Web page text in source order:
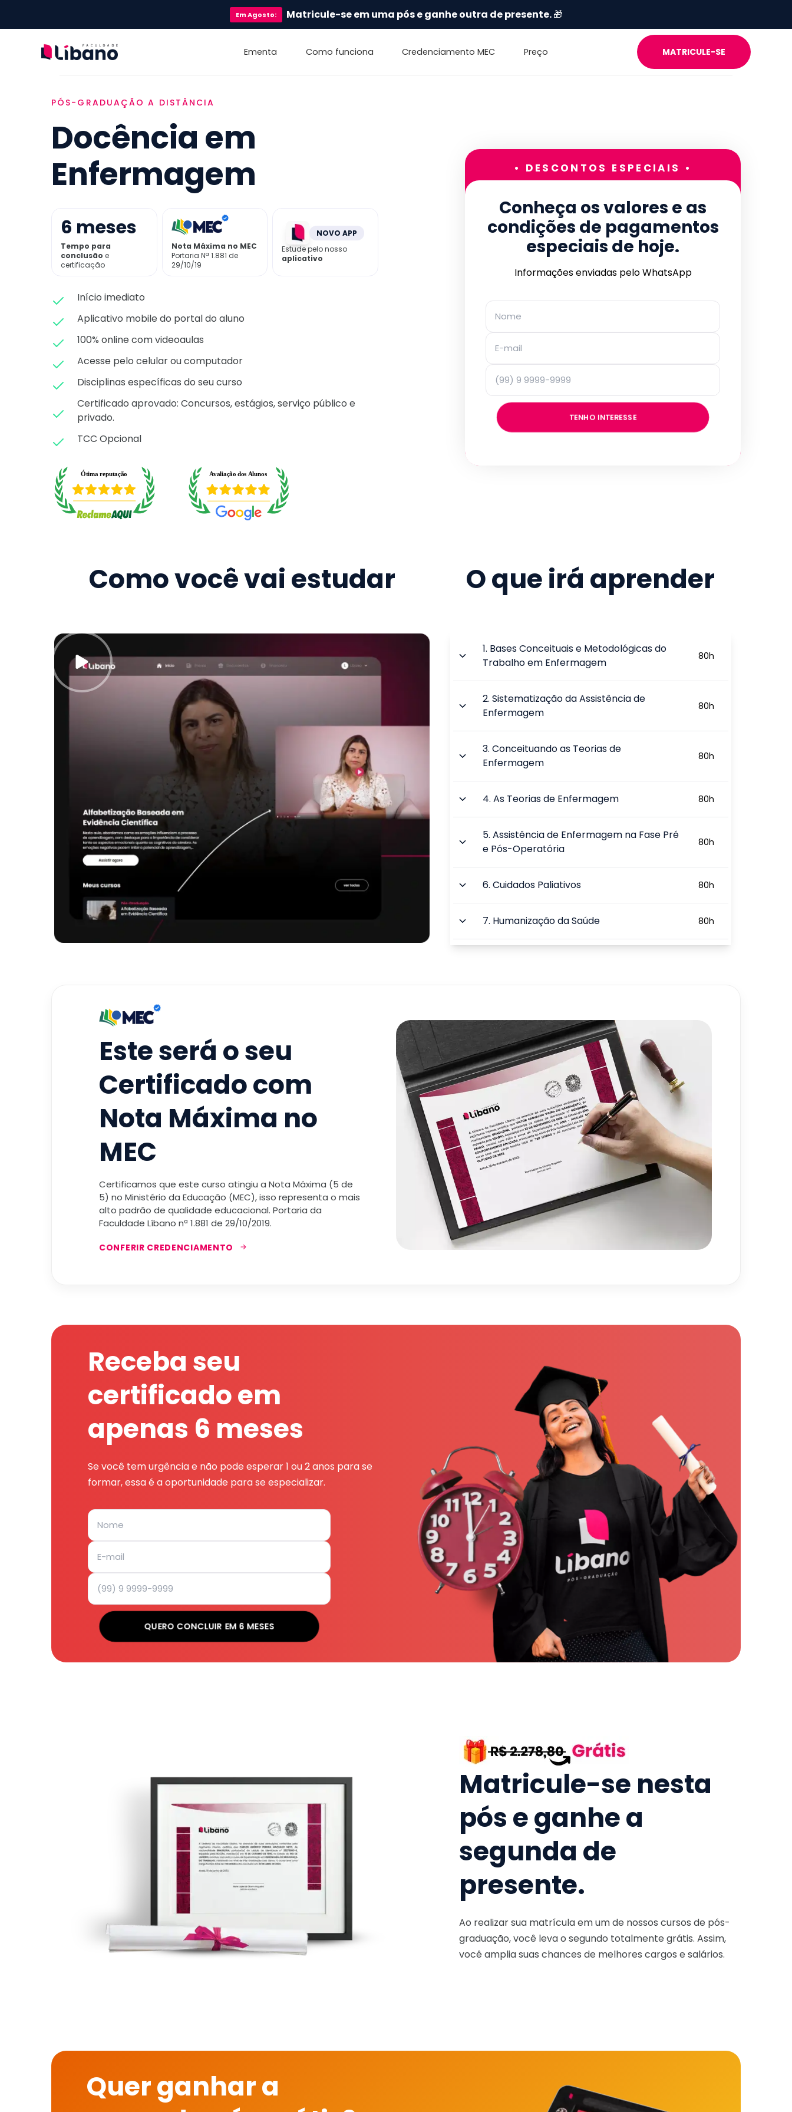
EmAgosto: Matricule-se em uma pós e ganhe outra de presente.🎁
Ementa Como funciona Credenciamento MEC Preço MATRICULE-SE
PÓS-GRADUAÇÃO A DISTÂNCIA
Docência em
Enfermagem
6 meses
Tempo para
conclusão e
certificação
Nota Máxima no MEC
Portaria Nª 1.881 de
29/10/19
NOVO APP
Estude pelo nosso
aplicativo
Início imediato
Aplicativo mobile do portal do aluno
100% online com videoaulas
Acesse pelo celular ou computador
Disciplinas específicas do seu curso
Certificado aprovado: Concursos, estágios, serviço público e
privado.
TCC Opcional
• DESCONTOS ESPECIAIS •
Conheça os valores e as
condições de pagamentos
especiais de hoje.
Informações enviadas pelo WhatsApp
TENHO INTERESSE
Como você vai estudar O que irá aprender
1. Bases Conceituais e Metodológicas do
Trabalho em Enfermagem
80h
2.Sistematização da Assistência de
Enfermagem
80h
3.Conceituando as Teorias de
Enfermagem
80h
4.As Teorias de Enfermagem 80h
5.Assistência de Enfermagem na Fase Pré
e Pós-Operatória
80h
6.Cuidados Paliativos 80h
7. Humanização da Saúde 80h
Ensino Superior
TOTAL:
Este será o seu
Certificado com
Nota Máxima no
MEC
Certificamos que este curso atingiu a Nota Máxima (5 de
5) no Ministério da Educação (MEC), isso representa o mais
alto padrão de qualidade educacional. Portaria da
Faculdade Líbano nª 1.881 de 29/10/2019.
CONFERIR CREDENCIAMENTO
Receba seu
certificado em
apenas 6 meses
Se você tem urgência e não pode esperar 1 ou 2 anos para se
formar, essa é a oportunidade para se especializar.
QUERO CONCLUIR EM 6 MESES
Matricule-se nesta
pós e ganhe a
segunda de
presente.
Ao realizar sua matrícula em um de nossos cursos de pós-
graduação, você leva o segundo totalmente grátis. Assim,
você amplia suas chances de melhores cargos e salários.
Quer ganhar a